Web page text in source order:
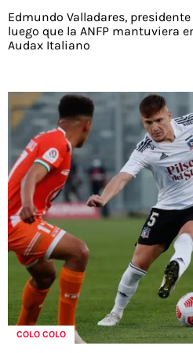
Edmundo Valladares,
luego que la ANFP mantuviera
Audax Italiano
COLO COLO